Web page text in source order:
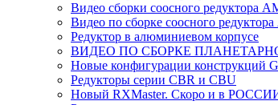
Видео сборки соосного редуктора
Видео по сборке соосного
Редуктор в алюминиевом корпусе
ВИДЕО ПО СБОРКЕ
Новые конфигурации конструкций
Редукторы серии CBR и CBU
Новый RXMaster. Скоро и в